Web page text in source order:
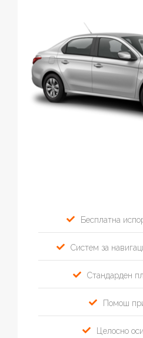
Бесплатна
Систем за
Стандарден
Помош
Целосно